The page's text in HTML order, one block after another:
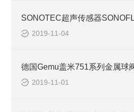
2019-11-04
2019-11-01